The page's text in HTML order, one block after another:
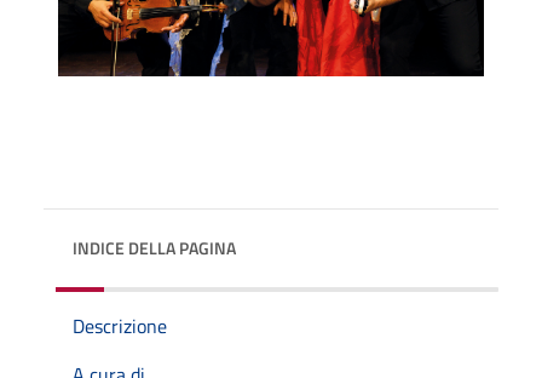
INDICE DELLA PAGINA
Descrizione